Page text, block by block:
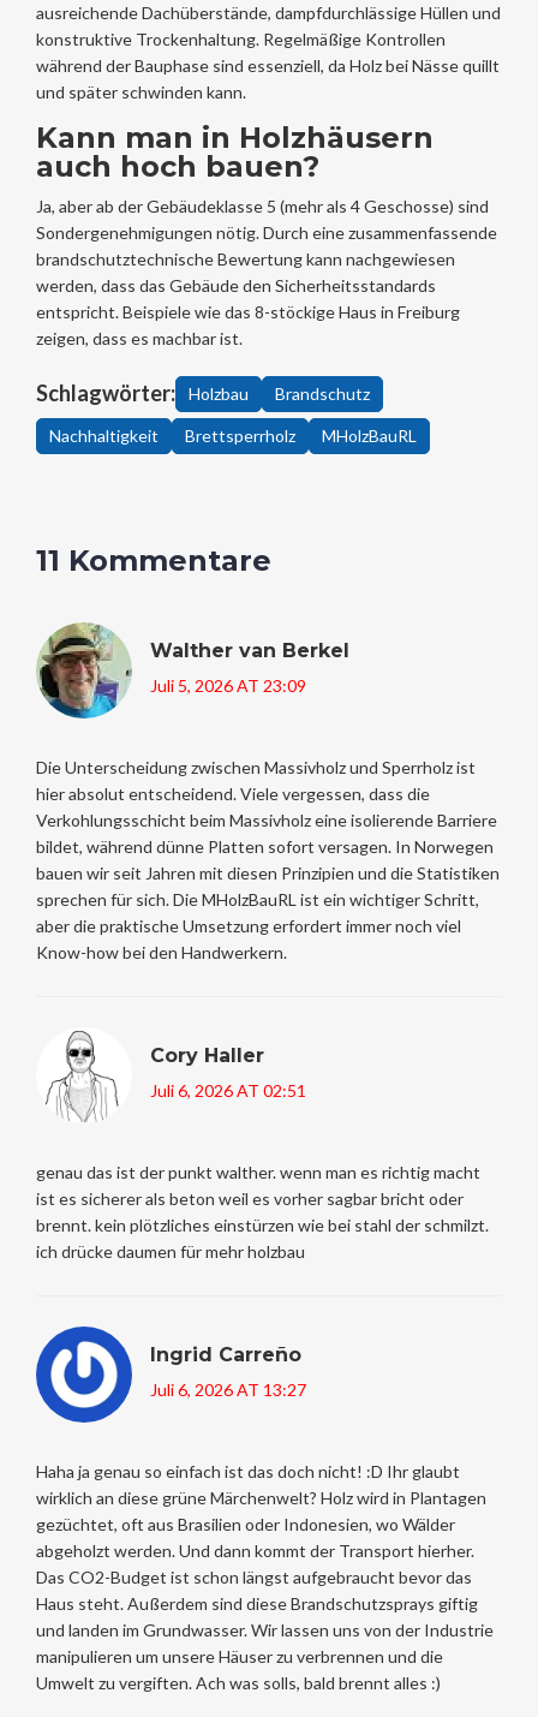
ausreichende Dachüberstände, dampfdurchlässige Hüllen und
konstruktive Trockenhaltung. Regelmäßige Kontrollen
während der Bauphase sind essenziell, da Holz bei Nässe quillt
und später schwinden kann.
Kann man in Holzhäusern
auch hoch bauen?
Ja, aber ab der Gebäudeklasse 5 (mehr als 4 Geschosse) sind
Sondergenehmigungen nötig. Durch eine zusammenfassende
brandschutztechnische Bewertung kann nachgewiesen
werden, dass das Gebäude den Sicherheitsstandards
entspricht. Beispiele wie das 8-stöckige Haus in Freiburg
zeigen, dass es machbar ist.
Schlagwörter: Holzbau Brandschutz
Nachhaltigkeit Brettsperrholz MHolzBauRL
11 Kommentare
Walther van Berkel
Juli 5, 2026 AT 23:09
Die Unterscheidung zwischen Massivholz und Sperrholz ist
hier absolut entscheidend. Viele vergessen, dass die
Verkohlungsschicht beim Massivholz eine isolierende Barriere
bildet, während dünne Platten sofort versagen. In Norwegen
bauen wir seit Jahren mit diesen Prinzipien und die Statistiken
sprechen für sich. Die MHolzBauRL ist ein wichtiger Schritt,
aber die praktische Umsetzung erfordert immer noch viel
Know-how bei den Handwerkern.
Cory Haller
Juli 6, 2026 AT 02:51
genau das ist der punkt walther. wenn man es richtig macht
ist es sicherer als beton weil es vorher sagbar bricht oder
brennt. kein plötzliches einstürzen wie bei stahl der schmilzt.
ich drücke daumen für mehr holzbau
Ingrid Carreño
Juli 6, 2026 AT 13:27
Haha ja genau so einfach ist das doch nicht! :D Ihr glaubt
wirklich an diese grüne Märchenwelt? Holz wird in Plantagen
gezüchtet, oft aus Brasilien oder Indonesien, wo Wälder
abgeholzt werden. Und dann kommt der Transport hierher.
Das CO2-Budget ist schon längst aufgebraucht bevor das
Haus steht. Außerdem sind diese Brandschutzsprays giftig
und landen im Grundwasser. Wir lassen uns von der Industrie
manipulieren um unsere Häuser zu verbrennen und die
Umwelt zu vergiften. Ach was solls, bald brennt alles :)